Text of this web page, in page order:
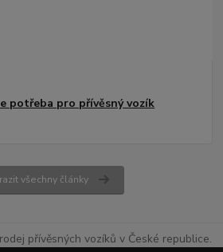
potřeba pro přívěsný vozík
všechny články
přívěsných vozíků v České republice.